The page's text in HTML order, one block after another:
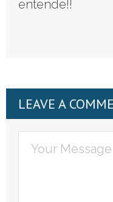
entende!!
LEAVE A